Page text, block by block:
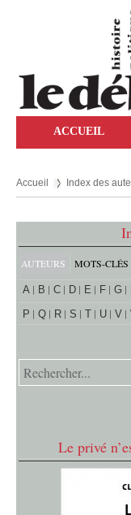
ACCUEIL
Accueil Index des
AUTEURS MOTS-CLÉS
A B C D E F G
P
Q R S T U V
Le privé